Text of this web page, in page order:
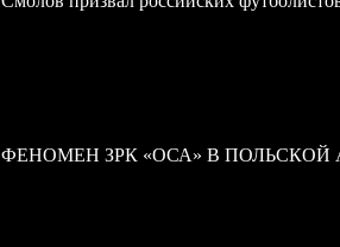
ФЕНОМЕН ЗРК «ОСА» В ПОЛЬСКОЙ